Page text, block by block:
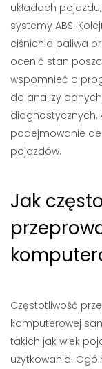
układach
systemy ABS.
ciśnienia paliwa
ocenić stan
wspomnieć o
do analizy
diagnostycznych,
podejmowanie
pojazdów.
Jak
Częstotliwość
komputerowej
takich jak wiek
użytkowania.